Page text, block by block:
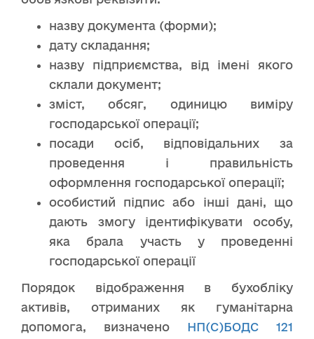
назву документа (форми);
дату складання;
назву підприємства, від імені якого
склали документ;
зміст, обсяг, одиницю виміру
господарської операції;
посади осіб, відповідальних за
проведення і правильність
оформлення господарської операції;
особистий підпис або інші дані, що
дають змогу ідентифікувати особу,
яка брала участь у проведенні
господарської операції
Порядок відображення в бухобліку
активів, отриманих як гуманітарна
допомога, визначено НП(С)БОДС 121